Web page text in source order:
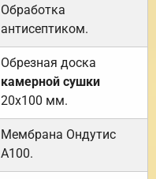
Обработка
антисептиком.
Обрезная доска
камерной сушки
20х100 мм.
Мембрана Ондутис
А100.